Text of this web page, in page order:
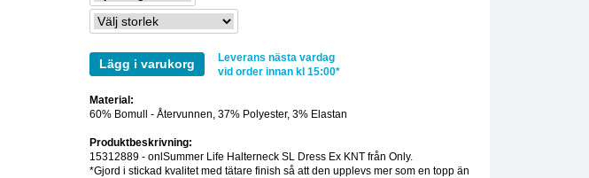
Lägg i varukorg
Leverans nästa vardag
vid order innan kl 15:00*
Material:
60% Bomull - Återvunnen, 37% Polyester, 3% Elastan
Produktbeskrivning:
15312889 - onlSummer Life Halterneck SL Dress Ex KNT från Only.
*Gjord i stickad kvalitet med tätare finish så att den upplevs mer som en topp än